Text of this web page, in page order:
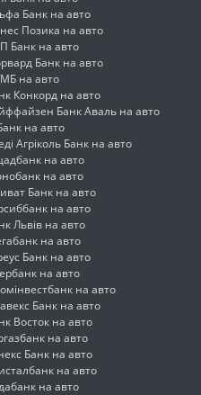
Банк на авто
Позика на авто
Банк на авто
Банк на авто
на авто
Конкорд на авто
Банк Аваль на авто
на авто
Агріколь Банк на авто
на авто
на авто
Банк на авто
на авто
Львів на авто
на авто
Банк на авто
на авто
на авто
Банк на авто
Восток на авто
на авто
Банк на авто
на авто
на авто